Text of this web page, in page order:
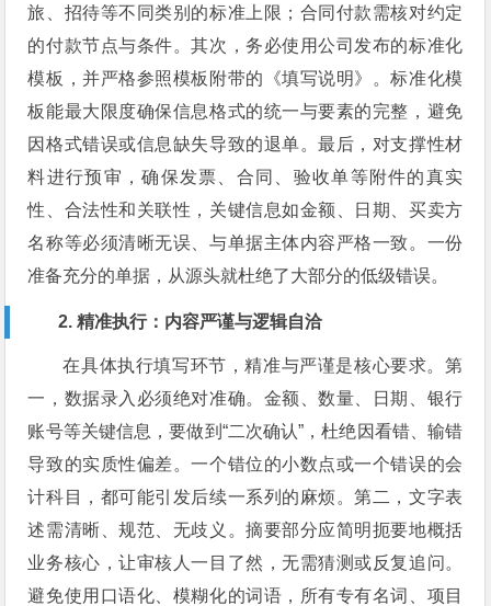
旅、招待等不同类别的标准上限；合同付款需核对约定
的付款节点与条件。其次，务必使用公司发布的标准化
模板，并严格参照模板附带的《填写说明》。标准化模
板能最大限度确保信息格式的统一与要素的完整，避免
因格式错误或信息缺失导致的退单。最后，对支撑性材
料进行预审，确保发票、合同、验收单等附件的真实
性、合法性和关联性，关键信息如金额、日期、买卖方
名称等必须清晰无误、与单据主体内容严格一致。一份
准备充分的单据，从源头就杜绝了大部分的低级错误。
2. 精准执行：内容严谨与逻辑自洽
在具体执行填写环节，精准与严谨是核心要求。第
一，数据录入必须绝对准确。金额、数量、日期、银行
账号等关键信息，要做到“二次确认”，杜绝因看错、输错
导致的实质性偏差。一个错位的小数点或一个错误的会
计科目，都可能引发后续一系列的麻烦。第二，文字表
述需清晰、规范、无歧义。摘要部分应简明扼要地概括
业务核心，让审核人一目了然，无需猜测或反复追问。
避免使用口语化、模糊化的词语，所有专有名词、项目